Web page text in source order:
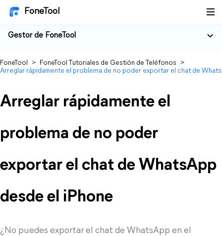
FoneTool
Gestor de FoneTool
FoneTool > FoneTool Tutoriales de Gestión de Teléfonos
>
Arreglar rápidamente el problema de no poder exportar el chat de
Arreglar rápidamente el
problema de no poder
exportar el chat de WhatsApp
desde el iPhone
¿No puedes exportar el chat de WhatsApp en el